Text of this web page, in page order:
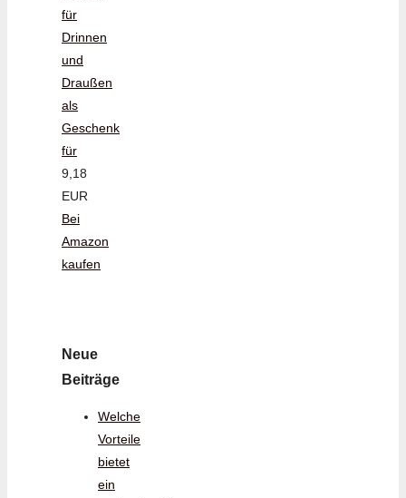
für
Drinnen
und
Draußen
als
Geschenk
für
9,18
EUR
Bei
Amazon
kaufen
Neue
Beiträge
Welche
Vorteile
bietet
ein